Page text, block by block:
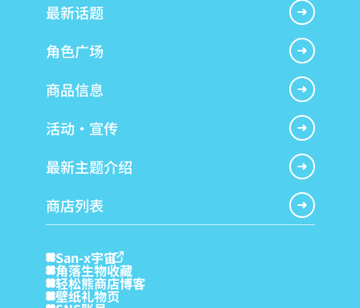
最新话题
角色广场
商品信息
活动・宣传
最新主题介绍
商店列表
San-x宇宙
角落生物收藏
轻松熊商店博客
壁纸礼物页